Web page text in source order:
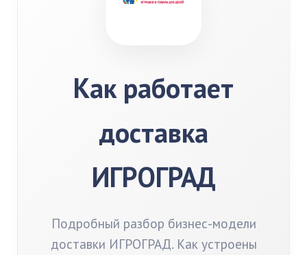
Как работает
доставка
ИГРОГРАД
Подробный разбор бизнес-модели
доставки ИГРОГРАД. Как устроены